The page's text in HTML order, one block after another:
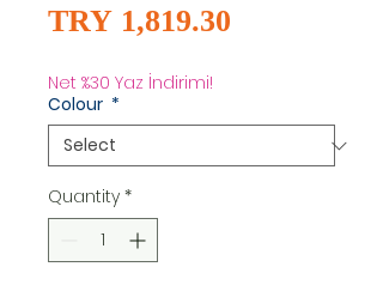
TRY 1,819.30
Net %30 Yaz İndirimi!
Colour *
Quantity *